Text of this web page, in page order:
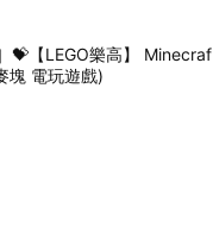
💝【LEGO樂高】 Minecraf
塊 電玩遊戲)